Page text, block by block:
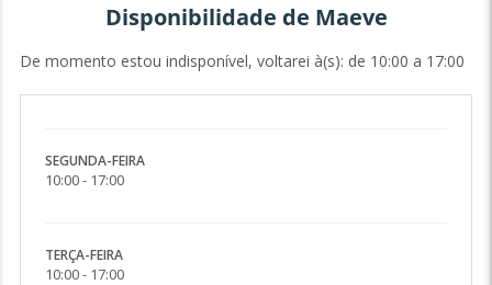
Disponibilidade de Maeve
De momento estou indisponível, voltarei à(s): de 10:00 a 17:00
SEGUNDA-FEIRA
10:00 - 17:00
TERÇA-FEIRA
10:00 - 17:00